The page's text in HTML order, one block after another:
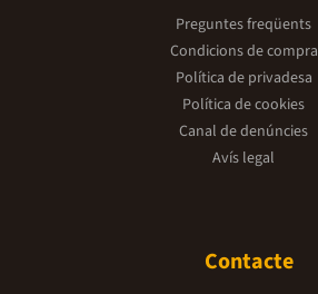
Preguntes freqüents
Condicions de compra
Política de privadesa
Política de cookies
Canal de denúncies
Avís legal
Contacte